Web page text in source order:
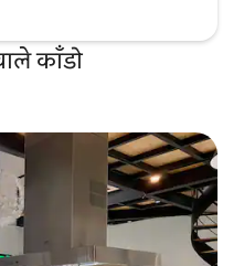
काँडो